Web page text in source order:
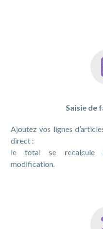
Saisie de
Ajoutez vos lignes
direct :
le total se recalcule
modification.